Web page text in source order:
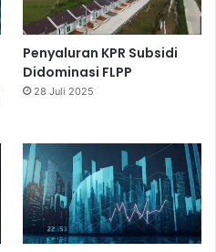
Penyaluran KPR Subsidi
Didominasi FLPP
28 Juli 2025